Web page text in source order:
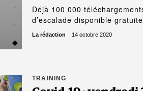
Déjà 100 000
d’escalade disponible
La rédaction 14 octobre 2020
TRAINING